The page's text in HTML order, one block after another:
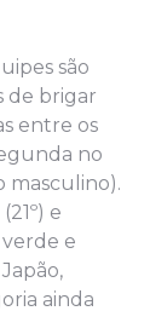
são
de brigar
entre os
no
masculino).
e
e
ainda